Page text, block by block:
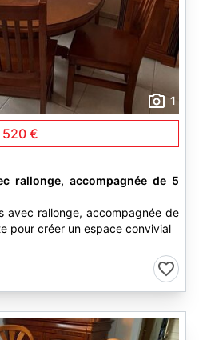
1
520 €
rallonge, accompagnée de 5
avec rallonge, accompagnée de
pour créer un espace convivial